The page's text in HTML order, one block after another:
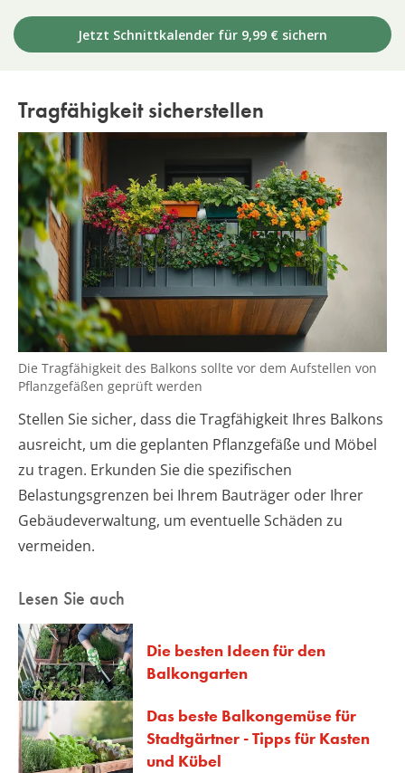
Jetzt Schnittkalender für 9,99 € sichern
Tragfähigkeit sicherstellen
Die Tragfähigkeit des Balkons sollte vor dem Aufstellen von
Pflanzgefäßen geprüft werden
Stellen Sie sicher, dass die Tragfähigkeit Ihres Balkons
ausreicht, um die geplanten Pflanzgefäße und Möbel
zu tragen. Erkunden Sie die spezifischen
Belastungsgrenzen bei Ihrem Bauträger oder Ihrer
Gebäudeverwaltung, um eventuelle Schäden zu
vermeiden.
Lesen Sie auch
Die besten Ideen für den
Balkongarten
Das beste Balkongemüse für
Stadtgärtner - Tipps für Kasten
und Kübel